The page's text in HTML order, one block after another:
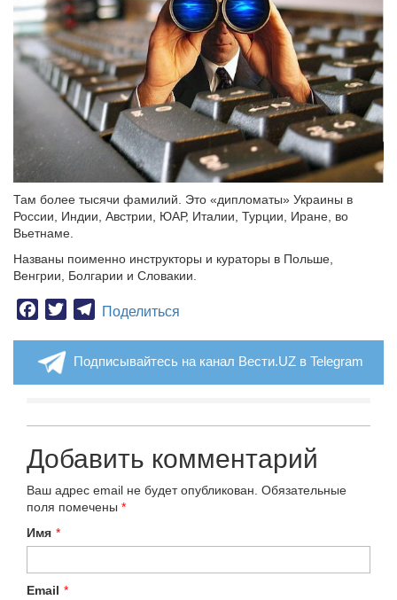
Там более тысячи фамилий. Это «дипломаты» Украины в
России, Индии, Австрии, ЮАР, Италии, Турции, Иране, во
Вьетнаме.
Названы поименно инструкторы и кураторы в Польше,
Венгрии, Болгарии и Словакии.
Facebook
TwitterTelegram
Поделиться
Подписывайтесь на канал Вести.UZ в Telegram
Добавить комментарий
Ваш адрес email не будет опубликован. Обязательные
поля помечены *
Имя *
Email *